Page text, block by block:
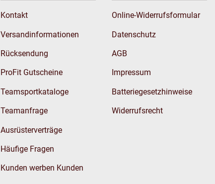
Kontakt
Versandinformationen
Rücksendung
ProFit Gutscheine
Teamsportkataloge
Teamanfrage
Ausrüsterverträge
Häufige Fragen
Kunden werben Kunden
Online-Widerrufsformular
Datenschutz
AGB
Impressum
Batteriegesetzhinweise
Widerrufsrecht